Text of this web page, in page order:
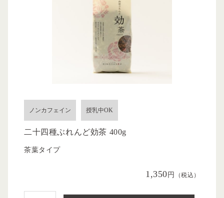
ノンカフェイン 授乳中OK
二十四種ぶれんど効茶 400g
茶葉タイプ
1,350円 （税込）